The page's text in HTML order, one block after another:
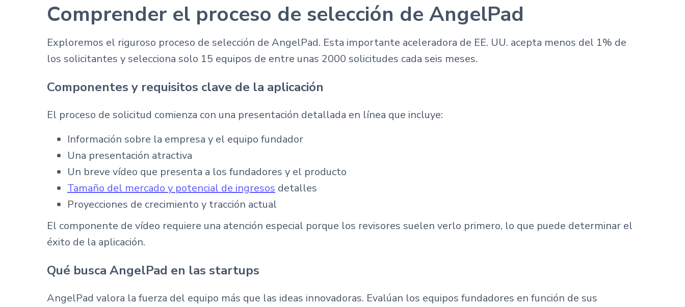
Comprender el proceso de selección de AngelPad
Exploremos el riguroso proceso de selección de AngelPad. Esta importante aceleradora de EE. UU. acepta menos del 1% de
los solicitantes y selecciona solo 15 equipos de entre unas 2000 solicitudes cada seis meses.
Componentes y requisitos clave de la aplicación
El proceso de solicitud comienza con una presentación detallada en línea que incluye:
Información sobre la empresa y el equipo fundador
Una presentación atractiva
Un breve vídeo que presenta a los fundadores y el producto
Tamaño del mercado y potencial de ingresos detalles
Proyecciones de crecimiento y tracción actual
El componente de vídeo requiere una atención especial porque los revisores suelen verlo primero, lo que puede determinar el
éxito de la aplicación.
Qué busca AngelPad en las startups
AngelPad valora la fuerza del equipo más que las ideas innovadoras. Evalúan los equipos fundadores en función de sus